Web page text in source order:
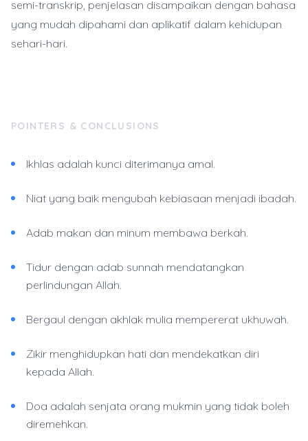
semi-transkrip, penjelasan disampaikan dengan bahasa
yang mudah dipahami dan aplikatif dalam kehidupan
sehari-hari.
POINTERS & CONCLUSIONS
Ikhlas adalah kunci diterimanya amal.
Niat yang baik mengubah kebiasaan menjadi ibadah.
Adab makan dan minum membawa berkah.
Tidur dengan adab sunnah mendatangkan
perlindungan Allah.
Bergaul dengan akhlak mulia mempererat ukhuwah.
Zikir menghidupkan hati dan mendekatkan diri
kepada Allah.
Doa adalah senjata orang mukmin yang tidak boleh
diremehkan.